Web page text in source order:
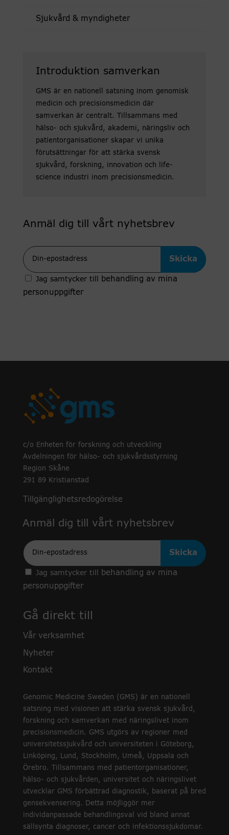
Sjukvård & myndigheter
Introduktion samverkan
GMS är en nationell satsning inom genomisk
medicin och precisionsmedicin där
samverkan är centralt. Tillsammans med
hälso- och sjukvård, akademi, näringsliv och
patientorganisationer skapar vi unika
förutsättningar för att stärka svensk
sjukvård, forskning, innovation och life-
science industri inom precisionsmedicin.
Anmäl dig till vårt nyhetsbrev
Epost
Jag samtycker till
behandling av mina
personuppgifter
c/o Enheten för forskning och utveckling
Avdelningen för hälso- och sjukvårdsstyrning
Region Skåne
291 89 Kristianstad
Tillgänglighetsredogörelse
Anmäl dig till vårt nyhetsbrev
Epost
Jag samtycker till
behandling av mina
personuppgifter
Gå direkt till
Vår verksamhet
Nyheter
Kontakt
Genomic Medicine Sweden (GMS) är en nationell
satsning med visionen att stärka svensk sjukvård,
forskning och samverkan med näringslivet inom
precisionsmedicin. GMS utgörs av regioner med
universitetssjukvård och universiteten i Göteborg,
Linköping, Lund, Stockholm, Umeå, Uppsala och
Örebro. Tillsammans med patientorganisationer,
hälso- och sjukvården, universitet och näringslivet
utvecklar GMS förbättrad diagnostik, baserat på bred
gensekvensering. Detta möjliggör mer
individanpassade behandlingsval vid bland annat
sällsynta diagnoser, cancer och infektionssjukdomar.